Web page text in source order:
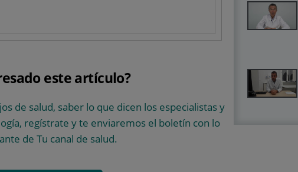
este artículo?
de salud, saber lo que dicen los especialistas y
regístrate y te enviaremos el boletín con lo
de Tu canal de salud.